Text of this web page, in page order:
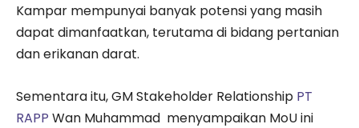
Kampar mempunyai banyak potensi yang masih
dapat dimanfaatkan, terutama di bidang pertanian
dan erikanan darat.
Sementara itu, GM Stakeholder Relationship PT
RAPP Wan Muhammad menyampaikan MoU ini